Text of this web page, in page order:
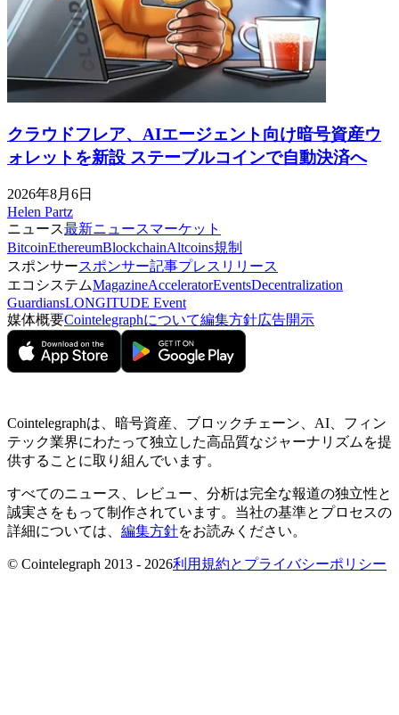
クラウドフレア、AIエージェント向け暗号資産ウ
ォレットを新設 ステーブルコインで自動決済へ
2026年8月6日
Helen Partz
ニュース最新ニュースマーケット
BitcoinEthereumBlockchainAltcoins規制
スポンサースポンサー記事プレスリリース
エコシステムMagazineAcceleratorEventsDecentralization
GuardiansLONGITUDE Event
媒体概要Cointelegraphについて編集方針広告開示
Cointelegraphは、暗号資産、ブロックチェーン、AI、フィン
テック業界にわたって独立した高品質なジャーナリズムを提
供することに取り組んでいます。
すべてのニュース、レビュー、分析は完全な報道の独立性と
誠実さをもって制作されています。当社の基準とプロセスの
詳細については、 編集方針をお読みください。
© Cointelegraph 2013 - 2026利用規約とプライバシーポリシー